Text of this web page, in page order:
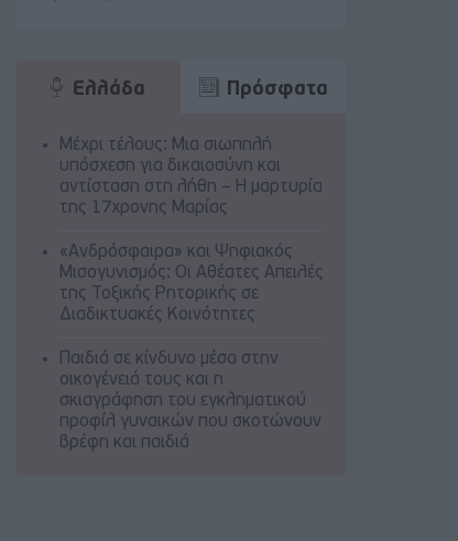
Ελλάδα Πρόσφατα
Μέχρι τέλους: Μια σιωπηλή
υπόσχεση για δικαιοσύνη και
αντίσταση στη λήθη – Η μαρτυρία
της 17χρονης Μαρίας
«Ανδρόσφαιρα» και Ψηφιακός
Μισογυνισμός: Οι Αθέατες Απειλές
της Τοξικής Ρητορικής σε
Διαδικτυακές Κοινότητες
Παιδιά σε κίνδυνο μέσα στην
οικογένειά τους και η
σκιαγράφηση του εγκληματικού
προφίλ γυναικών που σκοτώνουν
βρέφη και παιδιά